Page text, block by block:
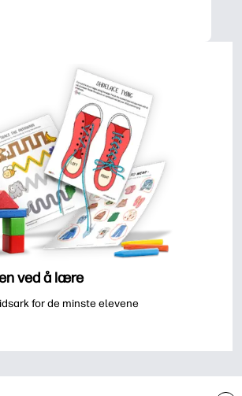
ved å lære
for de minste elevene